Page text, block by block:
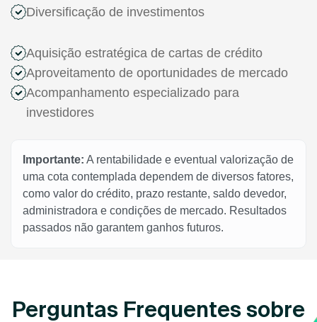
Diversificação de investimentos
Aquisição estratégica de cartas de crédito
Aproveitamento de oportunidades de mercado
Acompanhamento especializado para
investidores
Importante: A rentabilidade e eventual valorização de
uma cota contemplada dependem de diversos fatores,
como valor do crédito, prazo restante, saldo devedor,
administradora e condições de mercado. Resultados
passados não garantem ganhos futuros.
Perguntas Frequentes sobre